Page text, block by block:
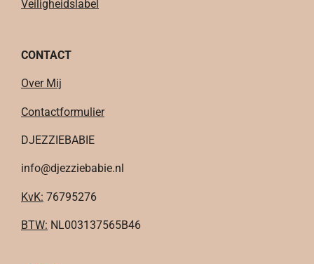
Veiligheidslabel
CONTACT
Over Mij
Contactformulier
DJEZZIEBABIE
info@djezziebabie.nl
KvK: 76795276
BTW: NL003137565B46